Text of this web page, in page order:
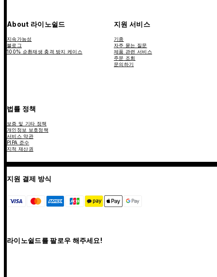
About 라이노쉴드
지속가능성
블로그
100% 순환재생 충격 방지 케이스
지원 서비스
기종
자주 묻는 질문
제품 관련 서비스
주문 조회
문의하기
법률 정책
보증 및 기타 정책
개인정보 보호정책
서비스 약관
PIPA 준수
지적 재산권
지원 결제 방식
라이노쉴드를 팔로우 해주세요!